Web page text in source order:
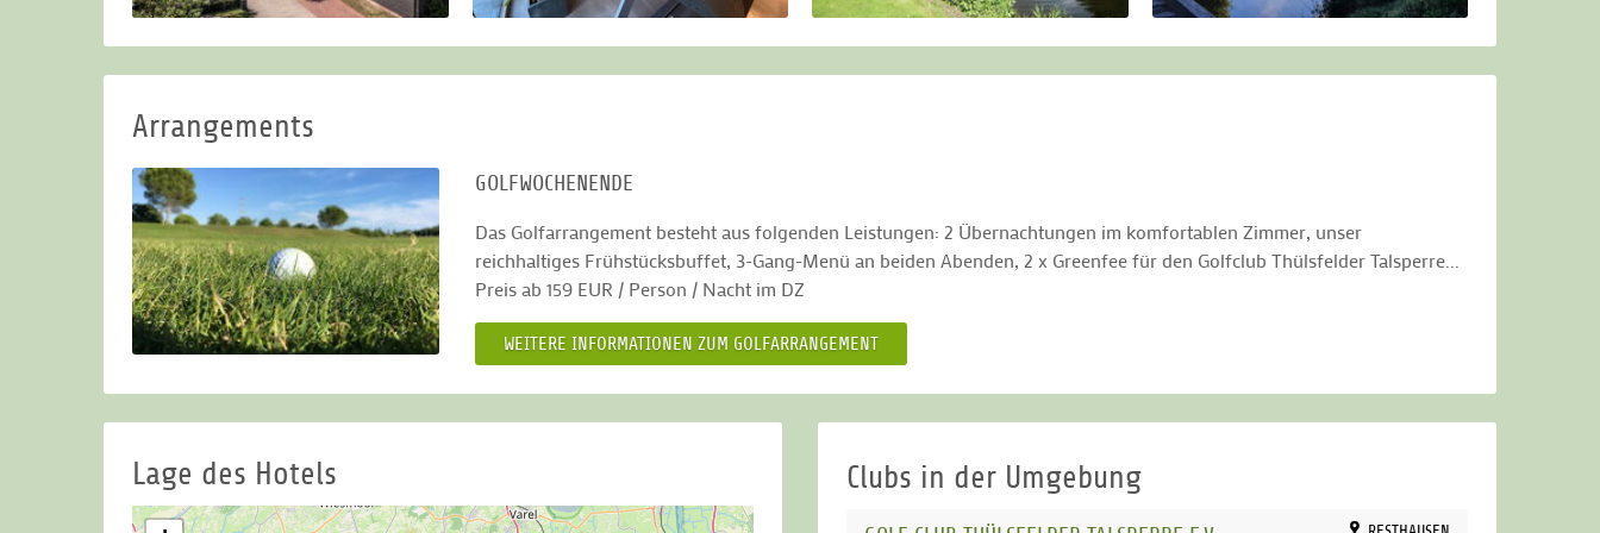
Arrangements
GOLFWOCHENENDE
Das Golfarrangement besteht aus folgenden Leistungen: 2 Übernachtungen im komfortablen Zimmer, unser
reichhaltiges Frühstücksbuffet, 3-Gang-Menü an beiden Abenden, 2 x Greenfee für den Golfclub Thülsfelder Talsperre...
Preis ab 159 EUR / Person / Nacht im DZ
WEITERE INFORMATIONEN ZUM GOLFARRANGEMENT
Lage des Hotels Clubs in der Umgebung